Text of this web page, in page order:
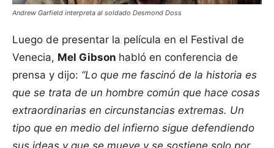
Andrew Garfield interpreta al soldado Desmond Doss
Luego de presentar la película en el Festival de
Venecia, Mel Gibson habló en conferencia de
prensa y dijo: “Lo que me fascinó de la historia es
que se trata de un hombre común que hace cosas
extraordinarias en circunstancias extremas. Un
tipo que en medio del infierno sigue defendiendo